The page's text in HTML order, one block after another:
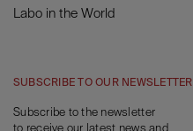
Labo in the World
SUBSCRIBE TO OUR NEWSLETTER
Subscribe to the newsletter
to receive our latest news and